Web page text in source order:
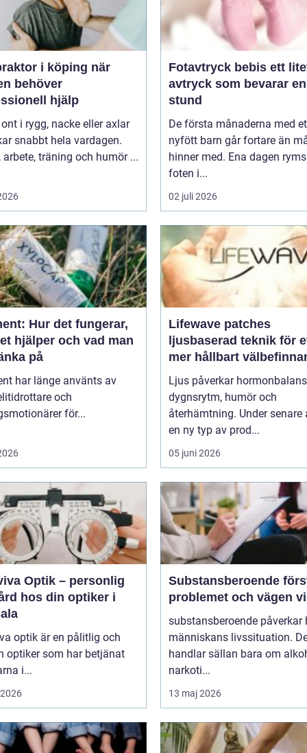
i köping när
behöver
hjälp
i rygg, nacke eller axlar
snabbt hela vardagen.
arbete, träning och humör ...
Fotavtryck bebis ett litet
avtryck som bevarar
stund
De första månaderna med
nyfött barn går fortare än
hinner med. Ena dagen
foten i...
02 juli 2026
Hur det fungerar,
hjälper och vad man
på
har länge använts av
och
för...
Lifewave patches
ljusbaserad teknik för
mer hållbart
Ljus påverkar
dygnsrytm, humör och
återhämtning. Under senare
en ny typ av prod...
05 juni 2026
Optik – personlig
hos din optiker i
optik är en pålitlig och
optiker som har betjänat
i...
Substansberoende förstå
problemet och vägen
substansberoende påverkar
människans livssituation.
handlar sällan bara om
narkoti...
13 maj 2026